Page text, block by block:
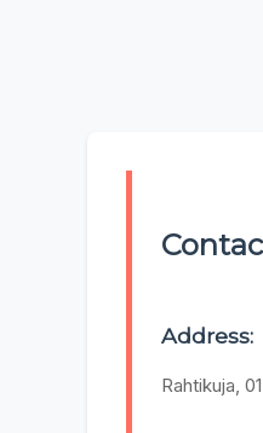
Address:
Rahtikuja,